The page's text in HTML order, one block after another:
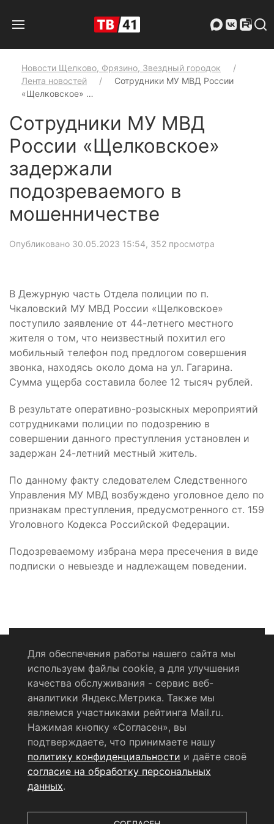
Новости Щелково, Фрязино, Звездный городок
Лента новостей
Сотрудники МУ МВД России
«Щелковское» …
Сотрудники МУ МВД
России «Щелковское»
задержали
подозреваемого в
мошенничестве
Опубликовано 30.05.2023 15:54, 352 просмотра
В Дежурную часть Отдела полиции по п.
Чкаловский МУ МВД России «Щелковское»
поступило заявление от 44-летнего местного
жителя о том, что неизвестный похитил его
мобильный телефон под предлогом совершения
звонка, находясь около дома на ул. Гагарина.
Сумма ущерба составила более 12 тысяч рублей.
В результате оперативно-розыскных мероприятий
сотрудниками полиции по подозрению в
совершении данного преступления установлен и
задержан 24-летний местный житель.
По данному факту следователем Следственного
Управления МУ МВД возбуждено уголовное дело по
признакам преступления, предусмотренного ст. 159
Уголовного Кодекса Российской Федерации.
Подозреваемому избрана мера пресечения в виде
подписки о невыезде и надлежащем поведении.
Политика конфиденциальности
Согласие на обработку персональных данных
RSS-лента
© 2004 - 2026 Сетевое издание Щёлковское ТВ.
Свидетельство о регистрации СМИ
ЭЛ № ФС 77 - 79754 от 07.12.2020 г.
технологий и массовых коммуникаций (РОСКОМНАДЗОР).
Для обеспечения работы нашего сайта мы
используем файлы cookie, а для улучшения
качества обслуживания - сервис веб-
аналитики Яндекс.Метрика. Также мы
являемся участниками рейтинга Mail.ru.
Нажимая кнопку «Согласен», вы
подтверждаете, что принимаете нашу
политику конфиденциальности и даёте своё
согласие на обработку персональных
данных.